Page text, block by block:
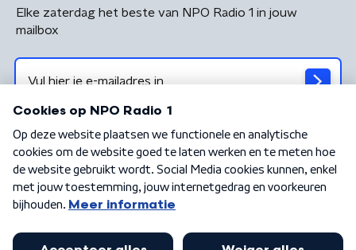
Elke zaterdag het beste van NPO Radio 1 in jouw
mailbox
Algemene voorwaarden Privacybeleid